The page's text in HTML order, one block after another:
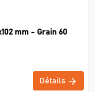
mm - Grain 60
Détails